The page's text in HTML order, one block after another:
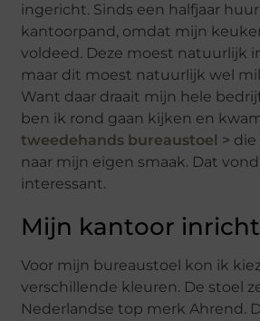
ingericht. Sinds een halfjaar
kantoorpand, omdat mijn
voldeed. Deze moest natuurlijk
maar dit moest natuurlijk wel
Want daar draait mijn hele
ben ik rond gaan kijken en
tweedehands bureaustoel > die
naar mijn eigen smaak. Dat vond
interessant.
Mijn kantoor
Voor mijn bureaustoel kon ik
verschillende kleuren. De stoel
Nederlandse top merk Ahrend.